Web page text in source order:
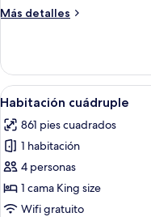
Más detalles
Más
triple
Abrir
todas
las
fotos
de
Habitación
cuádruple
1
Habitación cuádruple
861 pies cuadrados
1 habitación
4 personas
1 cama King size
Wifi gratuito